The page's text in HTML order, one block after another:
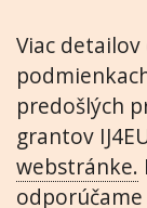
Viac
predošlých
grantov
webstránke.